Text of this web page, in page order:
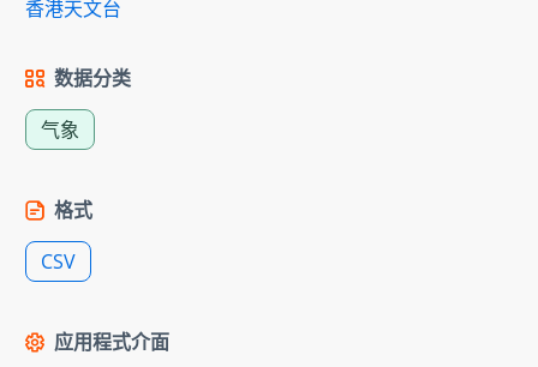
香港天文台
数据分类
气象
格式
CSV
应用程式介面